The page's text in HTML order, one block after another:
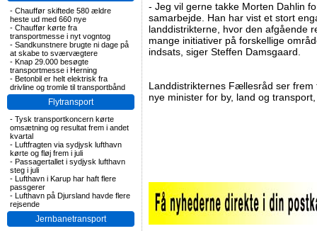
- Chauffør skiftede 580 ældre
heste ud med 660 nye
- Chauffør kørte fra
transportmesse i nyt vogntog
- Sandkunstnere brugte ni dage på
at skabe to sværvægtere
- Knap 29.000 besøgte
transportmesse i Herning
- Betonbil er helt elektrisk fra
drivline og tromle til transportbånd
Flytransport
- Tysk transportkoncern kørte
omsætning og resultat frem i andet
kvartal
- Luftfragten via sydjysk lufthavn
kørte og fløj frem i juli
- Passagertallet i sydjysk lufthavn
steg i juli
- Lufthavn i Karup har haft flere
passgerer
- Lufthavn på Djursland havde flere
rejsende
Jernbanetransport
- Jeg vil gerne takke Morten Dahlin
samarbejde. Han har vist et stort
landdistrikterne, hvor den afgående
mange initiativer på forskellige
indsats, siger Steffen Damsgaard.
Landdistrikternes Fællesråd ser
nye minister for by, land og